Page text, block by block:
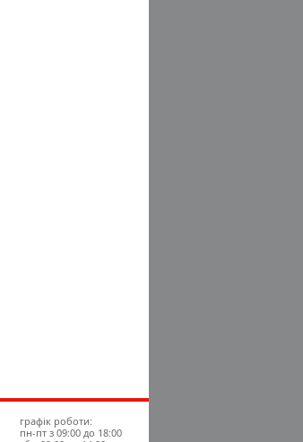
графік роботи:
пн-пт з 09:00 до 18:00